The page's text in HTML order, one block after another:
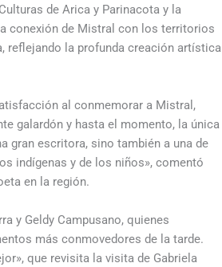
de Arica y Parinacota y la
conexión de Mistral con los territorios
reflejando la profunda creación artística
al conmemorar a Mistral,
galardón y hasta el momento, la única
gran escritora, sino también a una de
indígenas y de los niños», comentó
en la región.
y Geldy Campusano, quienes
más conmovedores de la tarde.
que revisita la visita de Gabriela